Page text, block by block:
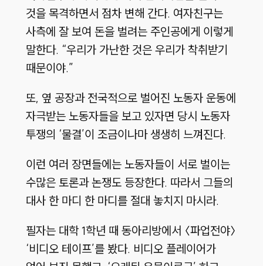
것을 목격하면서 점차 변해 간다. 여자친구는
사측에 잘 보여 돈을 벌려는 주인공에게 이렇게
말한다. “우리가 가난한 것은 우리가 착취받기
때문이야.”
또, 옆 공장과 전국적으로 벌어진 노동자 운동에
자극받는 노동자들을 보고 있자면 당시 노동자
투쟁의 ‘물결’이 조금이나마 생생히 느껴진다.
이런 여러 장면들에는 노동자들이 서로 벌이는
수많은 토론과 논쟁도 등장한다. 따라서 그들의
대사 한 마디 한 마디를 절대 놓치지 마시라.
필자는 대학 1학년 때 동아리방에서 〈파업전야〉
‘비디오 테이프’를 봤다. 비디오 플레이어가